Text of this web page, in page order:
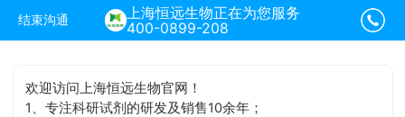
结束沟通
上海恒远生物正在为您服务
400-0899-208
欢迎访问上海恒远生物官网！
1、专注科研试剂的研发及销售10余年；